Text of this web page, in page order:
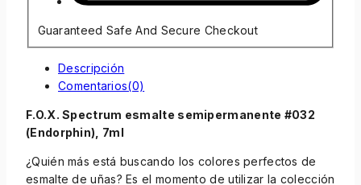
Guaranteed Safe And Secure Checkout
Descripción
Comentarios(0)
F.O.X. Spectrum esmalte semipermanente #032
(Endorphin), 7ml
¿Quién más está buscando los colores perfectos de
esmalte de uñas? Es el momento de utilizar la colección